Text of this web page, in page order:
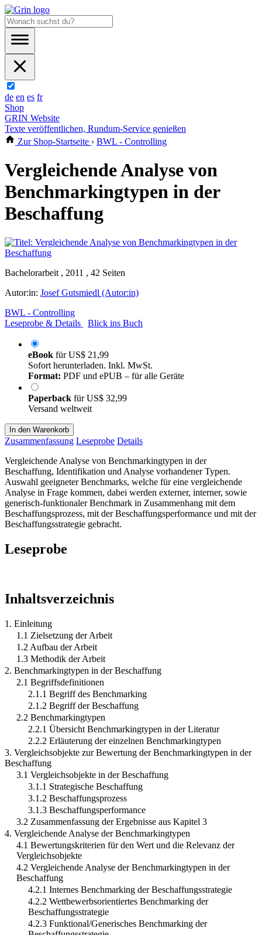
de en es fr
Shop
GRIN Website
Texte veröffentlichen, Rundum-Service genießen
Zur Shop-Startseite › BWL - Controlling
Vergleichende Analyse von
Benchmarkingtypen in der
Beschaffung
Bachelorarbeit , 2011 , 42 Seiten
Autor:in: Josef Gutsmiedl (Autor:in)
BWL - Controlling
Leseprobe & Details
Blick ins Buch
eBook fürUS$ 21,99
Sofort herunterladen. Inkl. MwSt.
Format: PDF und ePUB – für alle Geräte
Paperback fürUS$ 32,99
Versand weltweit
In den Warenkorb
Zusammenfassung Leseprobe Details
Vergleichende Analyse von Benchmarkingtypen in der
Beschaffung, Identifikation und Analyse vorhandener Typen.
Auswahl geeigneter Benchmarks, welche für eine vergleichende
Analyse in Frage kommen, dabei werden externer, interner, sowie
generisch-funktionaler Benchmark in Zusammenhang mit dem
Beschaffungsprozess, mit der Beschaffungsperformance und mit der
Beschaffungsstrategie gebracht.
Leseprobe
Inhaltsverzeichnis
1. Einleitung
1.1 Zielsetzung der Arbeit
1.2 Aufbau der Arbeit
1.3 Methodik der Arbeit
2. Benchmarkingtypen in der Beschaffung
2.1 Begriffsdefinitionen
2.1.1 Begriff des Benchmarking
2.1.2 Begriff der Beschaffung
2.2 Benchmarkingtypen
2.2.1 Übersicht Benchmarkingtypen in der Literatur
2.2.2 Erläuterung der einzelnen Benchmarkingtypen
3. Vergleichsobjekte zur Bewertung der Benchmarkingtypen in der
Beschaffung
3.1 Vergleichsobjekte in der Beschaffung
3.1.1 Strategische Beschaffung
3.1.2 Beschaffungsprozess
3.1.3 Beschaffungsperformance
3.2 Zusammenfassung der Ergebnisse aus Kapitel 3
4. Vergleichende Analyse der Benchmarkingtypen
4.1 Bewertungskriterien für den Wert und die Relevanz der
Vergleichsobjekte
4.2 Vergleichende Analyse der Benchmarkingtypen in der
Beschaffung
4.2.1 Internes Benchmarking der Beschaffungsstrategie
4.2.2 Wettbewerbsorientiertes Benchmarking der
Beschaffungsstrategie
4.2.3 Funktional/Generisches Benchmarking der